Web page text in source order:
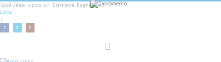
Spedizione rapida con Corriere Espresso!
Links
|